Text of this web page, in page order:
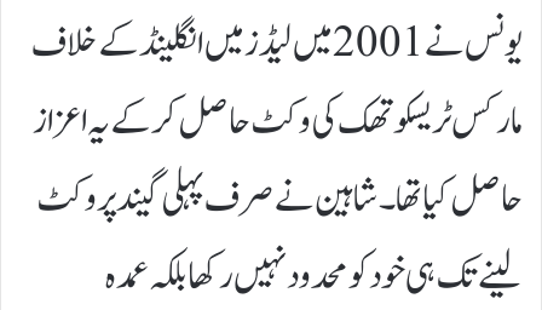
یونس نے 2001 میں لیڈز میں انگلینڈ کے خلاف
مارکس ٹریسکوتھک کی وکٹ حاصل کر کے یہ اعزاز
حاصل کیا تھا۔شاہین نے صرف پہلی گیند پر وکٹ
لینے تک ہی خود کو محدود نہیں رکھا بلکہ عمدہ